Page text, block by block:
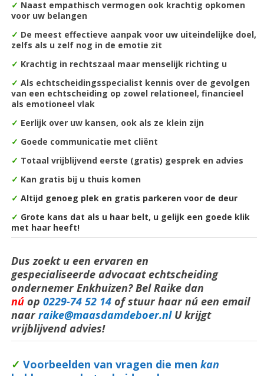
✓ Naast empathisch vermogen ook krachtig opkomen
voor uw belangen
✓ De meest effectieve aanpak voor uw uiteindelijke doel,
zelfs als u zelf nog in de emotie zit
✓ Krachtig in rechtszaal maar menselijk richting u
✓ Als echtscheidingsspecialist kennis over de gevolgen
van een echtscheiding op zowel relationeel, financieel
als emotioneel vlak
✓ Eerlijk over uw kansen, ook als ze klein zijn
✓ Goede communicatie met cliënt
✓ Totaal vrijblijvend eerste (gratis) gesprek en advies
✓ Kan gratis bij u thuis komen
✓ Altijd genoeg plek en gratis parkeren voor de deur
✓ Grote kans dat als u haar belt, u gelijk een goede klik
met haar heeft!
Dus zoekt u een ervaren en
gespecialiseerde advocaat echtscheiding
ondernemer Enkhuizen? Bel Raike dan
núop 0229-74 52 14 of stuur haar nú een email
naar raike@maasdamdeboer.nl U krijgt
vrijblijvend advies!
✓ Voorbeelden van vragen die men kan